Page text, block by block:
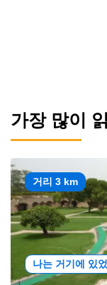
가장 많이
거리 3 km
나는 거기에 있